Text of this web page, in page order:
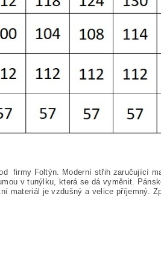
firmy Foltýn. Moderní střih zaručující
v tunýlku, která se dá vyměnit.
materiál je vzdušný a velice příjemný.